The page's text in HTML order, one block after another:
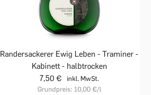
Randersackerer Ewig Leben - Traminer -
Kabinett - halbtrocken
7,50 €
inkl. MwSt.
Grundpreis: 10,00 €/l